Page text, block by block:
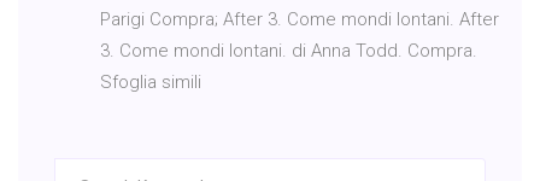
Parigi Compra; After 3. Come mondi lontani. After
3. Come mondi lontani. di Anna Todd. Compra.
Sfoglia simili